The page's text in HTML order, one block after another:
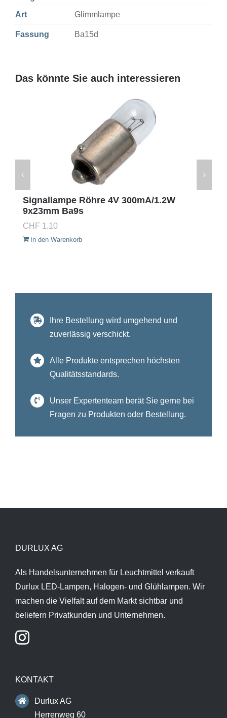
Art
Glimmlampe
Fassung Ba15d
Das könnte Sie auch interessieren
Signallampe Röhre 4V 300mA/1.2W
9x23mm Ba9s
CHF 1.10
In den Warenkorb
Ihre Bestellung wird umgehend und
zuverlässig verschickt.
Alle Produkte entsprechen höchsten
Qualitätsstandards.
Unser Expertenteam berät Sie gerne bei
Fragen zu Produkten oder Bestellung.
DURLUX AG
Als Handelsunternehmen für Leuchtmittel verkauft
Durlux LED-Lampen, Halogen- und Glühlampen. Wir
machen die Vielfalt auf dem Markt sichtbar und
beliefern Privatkunden und Unternehmen.
KONTAKT
Durlux AG
Herrenweg 60